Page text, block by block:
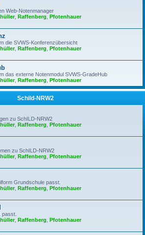
Web-Notenmanager
, Raffenberg Pfotenhauer
die SVWS-Konferenzübersicht
, Raffenberg Pfotenhauer
das externe Notenmodul SVWS-GradeHub
, Raffenberg Pfotenhauer
Schild-NRW2
zu SchILD-NRW2
, Raffenberg Pfotenhauer
zu SchILD-NRW2
, Raffenberg Pfotenhauer
Grundschule passt.
, Raffenberg Pfotenhauer
passt.
, Raffenberg Pfotenhauer